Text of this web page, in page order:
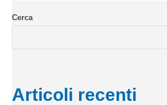
Cerca
Articoli recenti